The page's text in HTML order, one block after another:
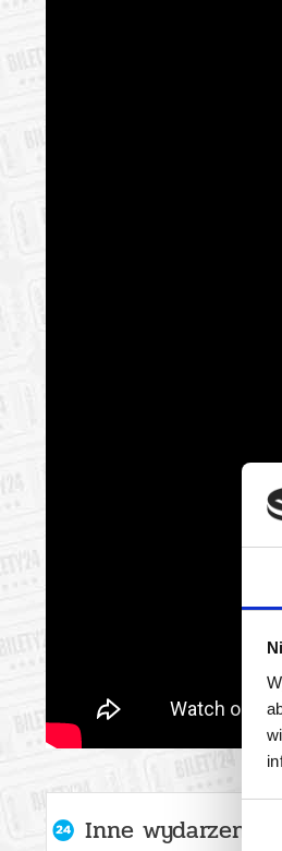
Inne wydarzenia